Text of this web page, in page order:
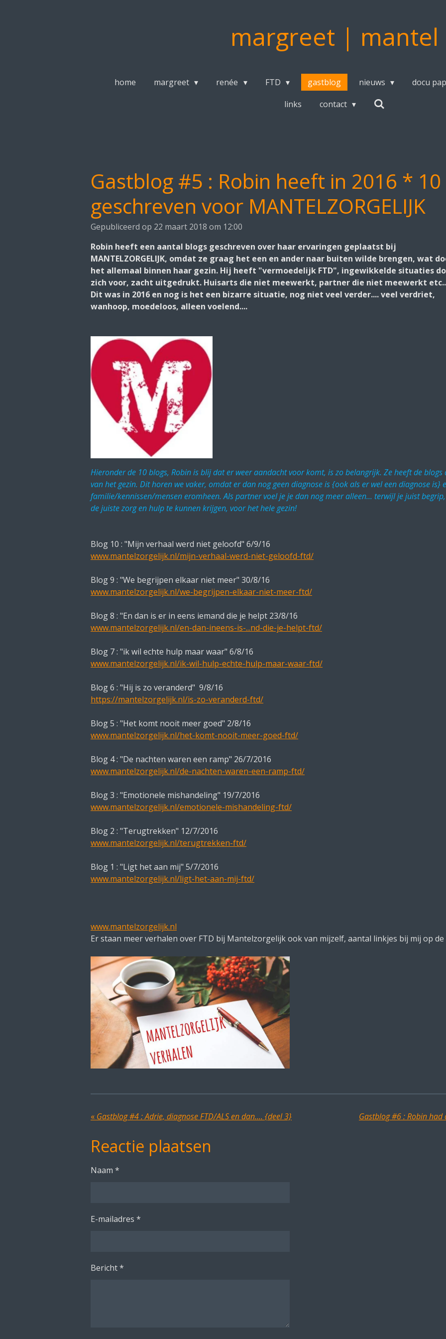
margreet | mantel
home margreet renée FTD gastblog nieuws docu
links
contact
Gastblog #5 : Robin heeft in 2016 *
geschreven voor MANTELZORGELIJK
Gepubliceerd op 22 maart 2018 om 12:00
Robin heeft een aantal blogs geschreven over haar ervaringen geplaatst bij
MANTELZORGELIJK, omdat ze graag het een en ander naar buiten wilde brengen, wat
het allemaal binnen haar gezin. Hij heeft "vermoedelijk FTD", ingewikkelde situaties
zich voor, zacht uitgedrukt. Huisarts die niet meewerkt, partner die niet meewerkt
Dit was in 2016 en nog is het een bizarre situatie, nog niet veel verder.... veel verdriet,
wanhoop, moedeloos, alleen voelend....
Hieronder de 10 blogs, Robin is blij dat er weer aandacht voor komt, is zo belangrijk. Ze heeft de blogs
van het gezin. Dit horen we vaker, omdat er dan nog geen diagnose is {ook als er wel een diagnose is}
familie/kennissen/mensen eromheen. Als partner voel je je dan nog meer alleen... terwijl je juist
de juiste zorg en hulp te kunnen krijgen, voor het hele gezin!
Blog 10 : "Mijn verhaal werd niet geloofd" 6/9/16
www.mantelzorgelijk.nl/mijn-verhaal-werd-niet-geloofd-ftd/
Blog 9 : "We begrijpen elkaar niet meer" 30/8/16
www.mantelzorgelijk.nl/we-begrijpen-elkaar-niet-meer-ftd/
Blog 8 : "En dan is er in eens iemand die je helpt 23/8/16
www.mantelzorgelijk.nl/en-dan-ineens-is-...nd-die-je-helpt-ftd/
Blog 7 : "ik wil echte hulp maar waar" 6/8/16
www.mantelzorgelijk.nl/ik-wil-hulp-echte-hulp-maar-waar-ftd/
Blog 6 : "Hij is zo veranderd" 9/8/16
https://mantelzorgelijk.nl/is-zo-veranderd-ftd/
Blog 5 : "Het komt nooit meer goed" 2/8/16
www.mantelzorgelijk.nl/het-komt-nooit-meer-goed-ftd/
Blog 4 : "De nachten waren een ramp" 26/7/2016
www.mantelzorgelijk.nl/de-nachten-waren-een-ramp-ftd/
Blog 3 : "Emotionele mishandeling" 19/7/2016
www.mantelzorgelijk.nl/emotionele-mishandeling-ftd/
Blog 2 : "Terugtrekken" 12/7/2016
www.mantelzorgelijk.nl/terugtrekken-ftd/
Blog 1 : "Ligt het aan mij" 5/7/2016
www.mantelzorgelijk.nl/ligt-het-aan-mij-ftd/
www.mantelzorgelijk.nl
Er staan meer verhalen over FTD bij Mantelzorgelijk ook van mijzelf, aantal linkjes bij mij op de
« Gastblog #4 : Adrie, diagnose FTD/ALS en dan.... {deel 3}
Reactie plaatsen
Naam *
E-mailadres *
Bericht *